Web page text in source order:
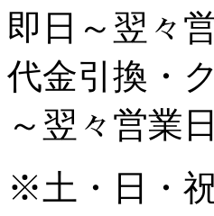
即日～翌々
代金引換・
～翌々営業
※土・日・